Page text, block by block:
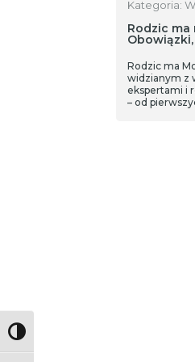
Toggle High Contrast
Kategoria:
Rodzic ma
Rodzic ma
widzianym z
ekspertami i
– od